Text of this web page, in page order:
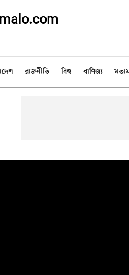
রাজনীতি বিশ্ব বাণিজ্য